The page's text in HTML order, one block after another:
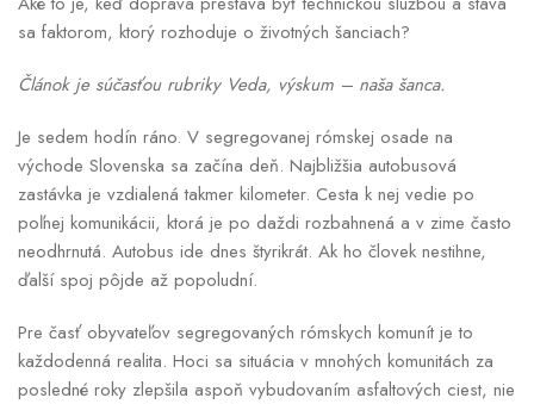
sa faktorom, ktorý rozhoduje o životných šanciach?
Článok je súčasťou rubriky Veda, výskum – naša šanca.
Je sedem hodín ráno. V segregovanej rómskej osade na
východe Slovenska sa začína deň. Najbližšia autobusová
zastávka je vzdialená takmer kilometer. Cesta k nej vedie po
poľnej komunikácii, ktorá je po daždi rozbahnená a v zime často
neodhrnutá. Autobus ide dnes štyrikrát. Ak ho človek nestihne,
ďalší spoj pôjde až popoludní.
Pre časť obyvateľov segregovaných rómskych komunít je to
každodenná realita. Hoci sa situácia v mnohých komunitách za
posledné roky zlepšila aspoň vybudovaním asfaltových ciest, nie